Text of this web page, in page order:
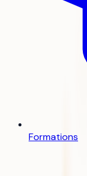
Formations